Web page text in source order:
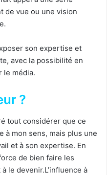
de vue ou une vision
son expertise et
avec la possibilité en
le média.
?
tout considérer que ce
à mon sens, mais plus une
et à son expertise. En
de bien faire les
le devenir.L’influence à